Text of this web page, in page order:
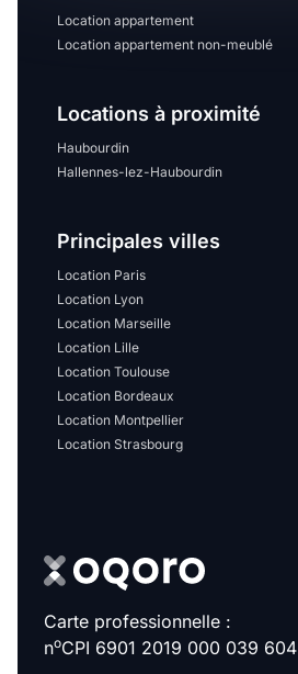
disponibles
Espaces additionnels
communes
Ascenseur
Local à vélo
Promotions
Mettre en avant les
promotions sur honoraires
Location appartement
Location appartement non-meublé
Locations à proximité
Haubourdin
Hallennes-lez-Haubourdin
Principales villes
Location Paris
Location Lyon
Location Marseille
Location Lille
Location Toulouse
Location Bordeaux
Location Montpellier
Location Strasbourg
Carte professionnelle :
noCPI 6901 2019 000 039 604